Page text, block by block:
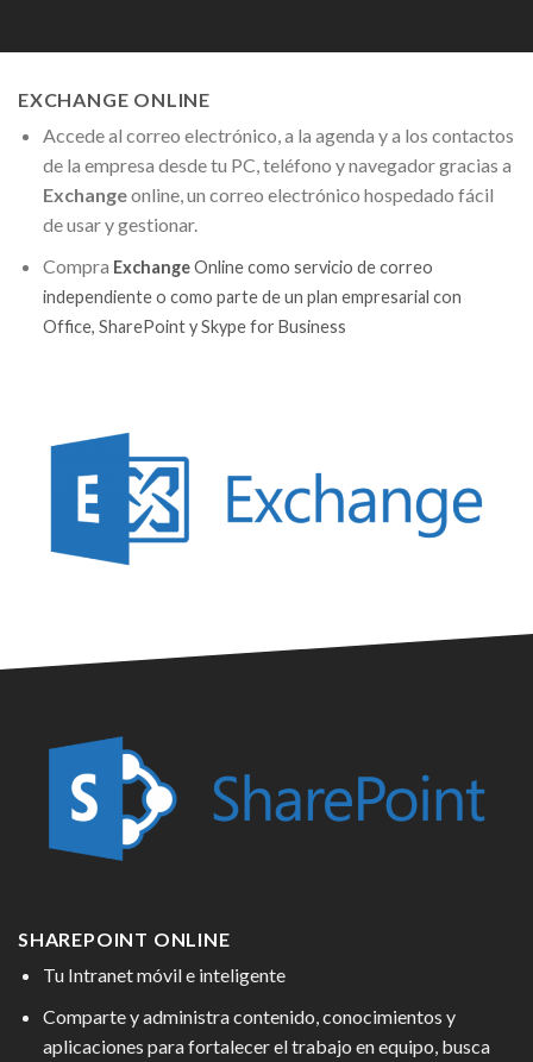
EXCHANGE ONLINE
Accede al correo electrónico, a la agenda y a los contactos
de la empresa desde tu PC, teléfono y navegador gracias a
Exchangeonline, un correo electrónico hospedado fácil
de usar y gestionar.
Compra ExchangeOnline como servicio de correo
independiente o como parte de un plan empresarial con
Office, SharePoint y Skype for Business
SHAREPOINT ONLINE
Tu Intranet móvil e inteligente
Comparte y administra contenido, conocimientos y
aplicaciones para fortalecer el trabajo en equipo, busca